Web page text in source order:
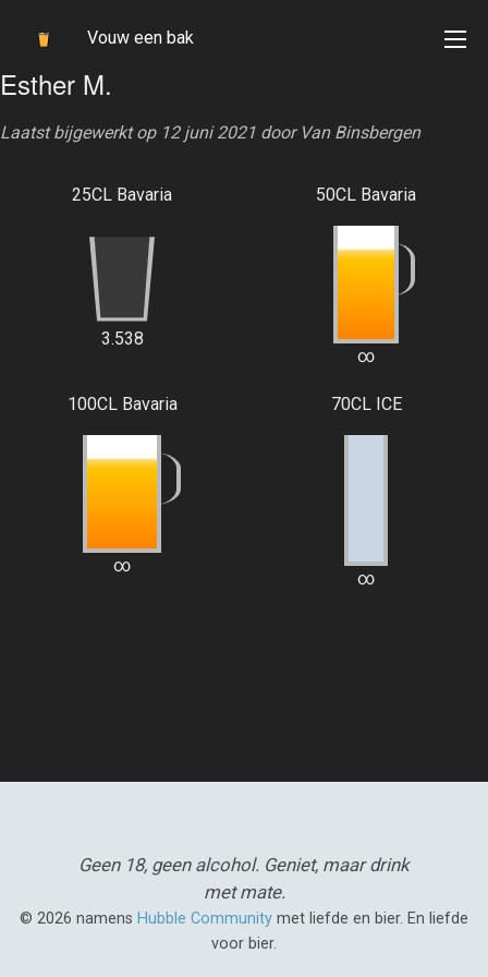
Vouw een bak
Esther M.
Laatst bijgewerkt op 12 juni 2021 door Van Binsbergen
25CL Bavaria
3.538
50CL Bavaria
∞
100CL Bavaria
∞
70CL ICE
∞
Geen 18, geen alcohol. Geniet, maar drink
met mate.
© 2026 namens Hubble Community met liefde en bier. En liefde
voor bier.